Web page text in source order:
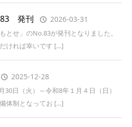
発刊 2026-03-31
とせ」のNo.83が発刊となりました。
ければ幸いです […]
2025-12-28
日（火）～令和8年１月４日（日）
体制となってお […]